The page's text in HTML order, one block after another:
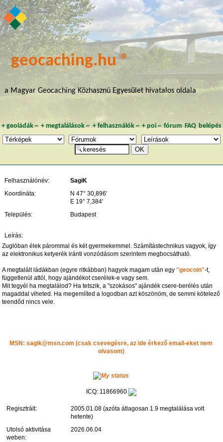
geocaching.hu ®
a Magyar Geocaching Közhasznú Egyesület hivatalos oldala
+ geoládák~ +megtalálások ~ + felhasználók~ + poi~ fórum FAQ belépés
Felhasználónév:
SagiK
Koordináta:
N 47° 30,896'
E 19° 7,384'
Település:
Budapest
Leírás:
Zuglóban élek párommal és két gyermekemmel. Számítástechnikus vagyok, így
az elektronikus ketyerék iránti vonzódásom szerintem megbocsátható.
A megtalált ládákban (egyre ritkábban) hagyok magam után egy"geocoin"-t,
függetlenül attól, hogy ajándékot cserélek-e vagy sem.
Mit tegyél ha megtalálod? Ha tetszik, a "szokásos" ajándék csere-berélés után
magaddal viheted. Ha megemlíted a logodban azt köszönöm, de semmi kötelező
teendőd nincs vele.
MSN: sagik@msn.com (csak csevegésre, az ide érkező email-eket nem
olvasom)
ICQ: 11866960
Regisztrált:
2005.01.08 (azóta átlagosan 1.9 megtalálása volt
hetente)
Utolsó aktivitása
weben:
2026.06.04